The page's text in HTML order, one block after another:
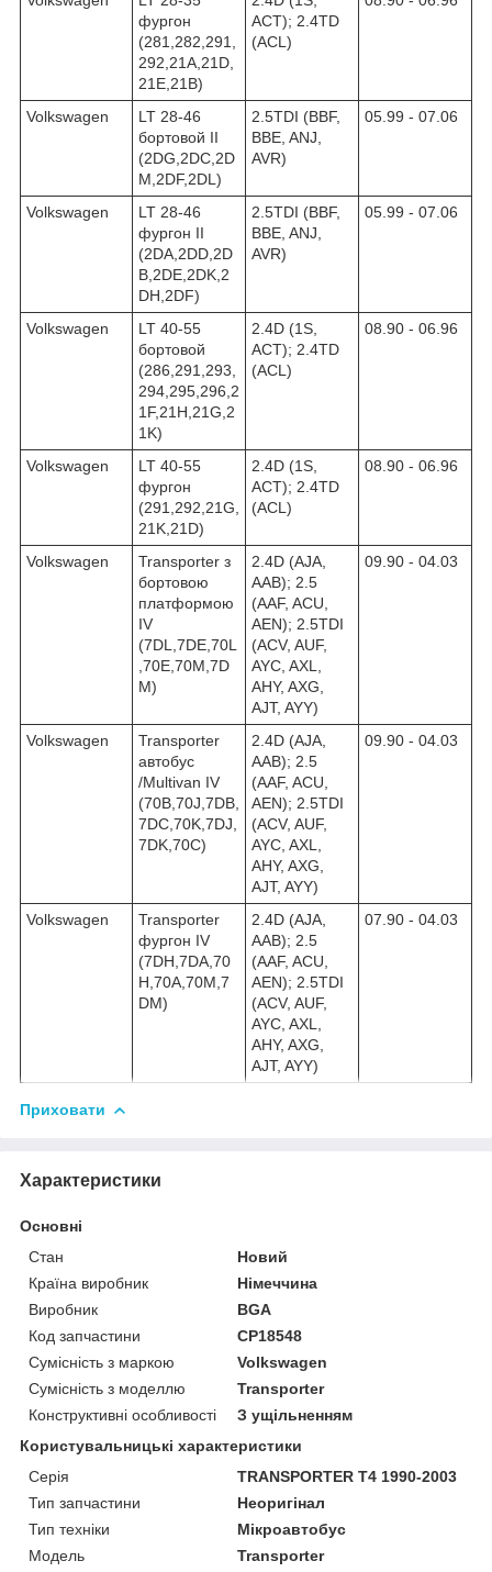
фургон
(281,282,291,
292,21A,21D,
21E,21B)
ACT); 2.4TD
(ACL)
Volkswagen
LT 28-46
бортовой II
(2DG,2DC,2D
M,2DF,2DL)
2.5TDI (BBF,
BBE, ANJ,
AVR)
05.99 - 07.06
Volkswagen
LT 28-46
фургон II
(2DA,2DD,2D
B,2DE,2DK,2
DH,2DF)
2.5TDI (BBF,
BBE, ANJ,
AVR)
05.99 - 07.06
Volkswagen
LT 40-55
бортовой
(286,291,293,
294,295,296,2
1F,21H,21G,2
1K)
2.4D (1S,
ACT); 2.4TD
(ACL)
08.90 - 06.96
Volkswagen
LT 40-55
фургон
(291,292,21G,
21K,21D)
2.4D (1S,
ACT); 2.4TD
(ACL)
08.90 - 06.96
Volkswagen
Transporter з
бортовою
платформою
IV
(7DL,7DE,70L
,70E,70M,7D
M)
2.4D (AJA,
AAB); 2.5
(AAF, ACU,
AEN); 2.5TDI
(ACV, AUF,
AYC, AXL,
AHY, AXG,
AJT, AYY)
09.90 - 04.03
Volkswagen
Transporter
автобус
/Multivan IV
(70B,70J,7DB,
7DC,70K,7DJ,
7DK,70C)
2.4D (AJA,
AAB); 2.5
(AAF, ACU,
AEN); 2.5TDI
(ACV, AUF,
AYC, AXL,
AHY, AXG,
AJT, AYY)
09.90 - 04.03
Volkswagen
Transporter
фургон IV
(7DH,7DA,70
H,70A,70M,7
DM)
2.4D (AJA,
AAB); 2.5
(AAF, ACU,
AEN); 2.5TDI
(ACV, AUF,
AYC, AXL,
AHY, AXG,
AJT, AYY)
07.90 - 04.03
Приховати
Характеристики
Основні
Стан
Новий
Країна виробник
Німеччина
Виробник
BGA
Код запчастини
CP18548
Сумісність з маркою
Volkswagen
Сумісність з моделлю
Transporter
Конструктивні особливості
З ущільненням
Користувальницькі характеристики
Серія
TRANSPORTER T4 1990-2003
Тип запчастини
Неоригінал
Тип техніки
Мікроавтобус
Модель
Transporter